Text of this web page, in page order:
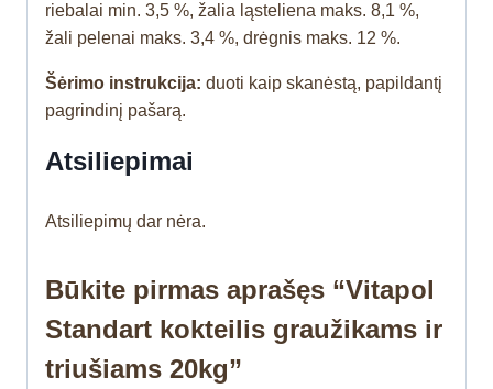
riebalai min. 3,5 %, žalia ląsteliena maks. 8,1 %,
žali pelenai maks. 3,4 %, drėgnis maks. 12 %.
Šėrimo instrukcija: duoti kaip skanėstą, papildantį
pagrindinį pašarą.
Atsiliepimai
Atsiliepimų dar nėra.
Būkite pirmas aprašęs “Vitapol
Standart kokteilis graužikams ir
triušiams 20kg”